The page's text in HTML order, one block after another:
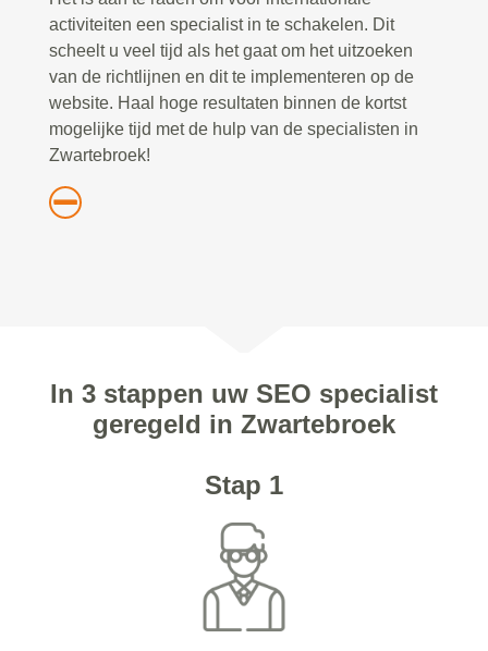
activiteiten een specialist in te schakelen. Dit
scheelt u veel tijd als het gaat om het uitzoeken
van de richtlijnen en dit te implementeren op de
website. Haal hoge resultaten binnen de kortst
mogelijke tijd met de hulp van de specialisten in
Zwartebroek!
In 3 stappen uw SEO specialist
geregeld in Zwartebroek
Stap 1